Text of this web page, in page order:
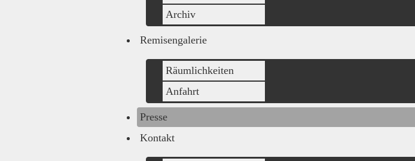
Archiv
Remisengalerie
Räumlichkeiten
Anfahrt
Presse
Kontakt